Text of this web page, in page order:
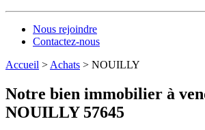
Nous rejoindre
Contactez-nous
Accueil > Achats > NOUILLY
Notre bien immobilier à
NOUILLY 57645